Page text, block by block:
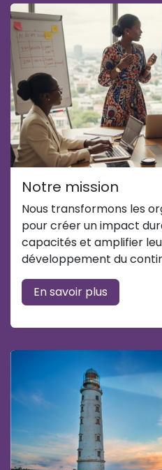
Notre mission
Nous transformons les
pour créer un impact
capacités et amplifier
développement du
En savoir plus